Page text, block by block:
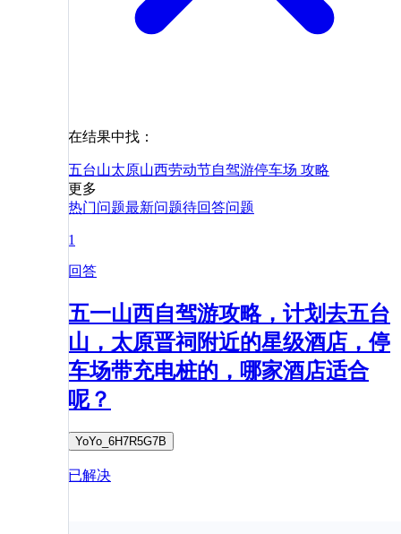
在结果中找：
五台山太原山西劳动节自驾游停车场 攻略
更多
热门问题最新问题待回答问题
1
回答
五一山西自驾游攻略，计划去五台
山，太原晋祠附近的星级酒店，停
车场带充电桩的，哪家酒店适合
呢？
YoYo_6H7R5G7B
已解决